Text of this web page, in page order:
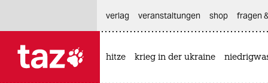
verlag
veranstaltungen shop fragen
hitze krieg in der ukraine